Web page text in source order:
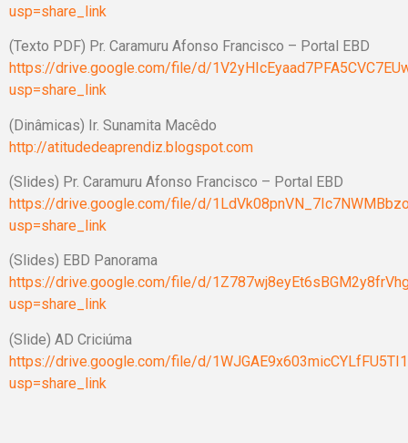
usp=share_link
(Texto PDF) Pr. Caramuru Afonso Francisco – Portal EBD
https://drive.google.com/file/d/
usp=share_link
(Dinâmicas) Ir. Sunamita Macêdo
http://atitudedeaprendiz.blogspot.com
(Slides) Pr. Caramuru Afonso Francisco – Portal EBD
https://drive.google.com/file/d/
usp=share_link
(Slides) EBD Panorama
https://drive.google.com/file/d/
usp=share_link
(Slide) AD Criciúma
https://drive.google.com/file/d/
usp=share_link